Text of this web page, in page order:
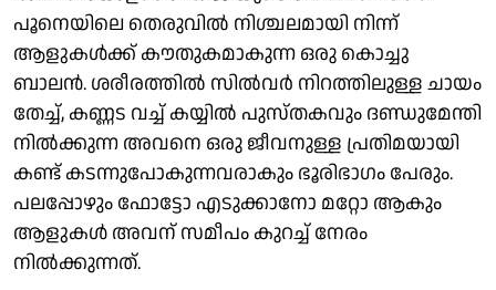
പൂനെയിലെ തെരുവിൽ നിശ്ചലമായി നിന്ന്
ആളുകൾക്ക് കൗതുകമാകുന്ന ഒരു കൊച്ചു
ബാലൻ. ശരീരത്തിൽ സിൽവർ നിറത്തിലുള്ള ചായം
തേച്ച്, കണ്ണട വച്ച് കയ്യിൽ പുസ്തകവും ദണ്ഡുമേന്തി
നിൽക്കുന്ന അവനെ ഒരു ജീവനുള്ള പ്രതിമയായി
കണ്ട് കടന്നുപോകുന്നവരാകും ഭൂരിഭാഗം പേരും.
പലപ്പോഴും ഫോട്ടോ എടുക്കാനോ മറ്റോ ആകും
ആളുകൾ അവന് സമീപം കുറച്ച് നേരം
നിൽക്കുന്നത്.